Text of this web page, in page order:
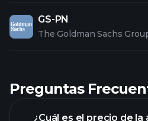
GS-PN
The Goldman Sachs
Preguntas
¿Cuál es el precio de la